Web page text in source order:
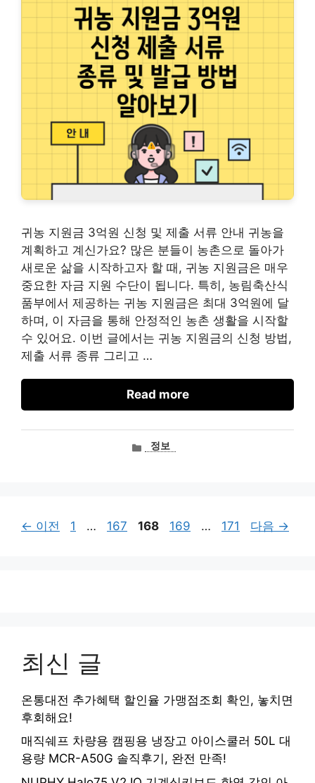
귀농 지원금 3억원 신청 및 제출 서류 안내 귀농을
계획하고 계신가요? 많은 분들이 농촌으로 돌아가
새로운 삶을 시작하고자 할 때, 귀농 지원금은 매우
중요한 자금 지원 수단이 됩니다. 특히, 농림축산식
품부에서 제공하는 귀농 지원금은 최대 3억원에 달
하며, 이 자금을 통해 안정적인 농촌 생활을 시작할
수 있어요. 이번 글에서는 귀농 지원금의 신청 방법,
제출 서류 종류 그리고 …
Read more
카정보
← 이전
페
1 …
페
167
페
168
페
169 …
페
171 다음 →
최신 글
온통대전 추가혜택 할인율 가맹점조회 확인, 놓치면
후회해요!
매직쉐프 차량용 캠핑용 냉장고 아이스쿨러 50L 대
용량 MCR-A50G 솔직후기, 완전 만족!